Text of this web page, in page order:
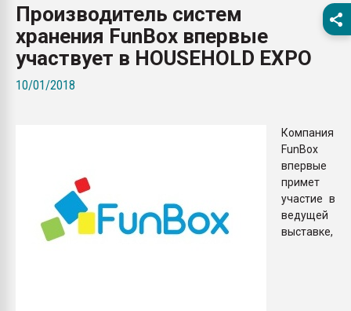
26.07.2022 "Сибирский
намного дороже
Профильная
покупка, обмен
Производитель систем
хранения FunBox впервые
участвует в HOUSEHOLD EXPO
10/01/2018
Компания
FunBox
впервые
примет
участие в
ведущей
выставке,